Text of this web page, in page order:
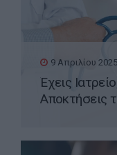
9 Απριλίου 2025
Έχεις
Αποκτήσεις